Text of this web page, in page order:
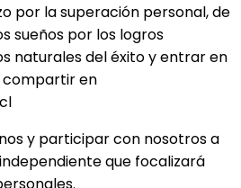
por la superación personal, de
sueños por los logros
naturales del éxito y entrar en
compartir en
y participar con nosotros a
que focalizará